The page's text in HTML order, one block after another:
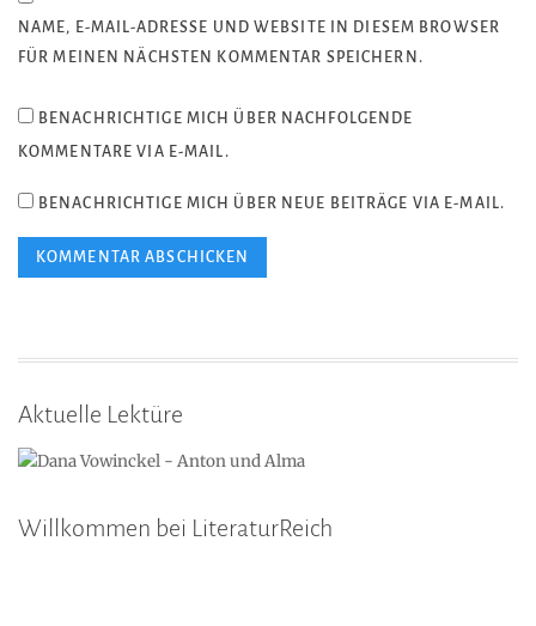
NAME, E-MAIL-ADRESSE UND WEBSITE IN DIESEM BROWSER
FÜR MEINEN NÄCHSTEN KOMMENTAR SPEICHERN.
BENACHRICHTIGE MICH ÜBER NACHFOLGENDE
KOMMENTARE VIA E-MAIL.
BENACHRICHTIGE MICH ÜBER NEUE BEITRÄGE VIA E-MAIL.
Aktuelle Lektüre
Willkommen bei LiteraturReich